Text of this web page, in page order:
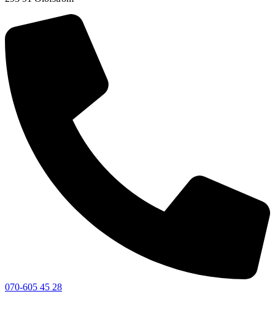
070-605 45 28